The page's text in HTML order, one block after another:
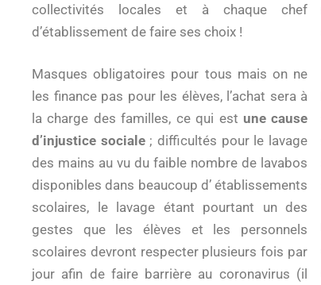
collectivités locales et à chaque chef
d’établissement de faire ses choix !
Masques obligatoires pour tous mais on ne
les finance pas pour les élèves, l’achat sera à
la charge des familles, ce qui est une cause
d’injustice sociale ; difficultés pour le lavage
des mains au vu du faible nombre de lavabos
disponibles dans beaucoup d’ établissements
scolaires, le lavage étant pourtant un des
gestes que les élèves et les personnels
scolaires devront respecter plusieurs fois par
jour afin de faire barrière au coronavirus (il